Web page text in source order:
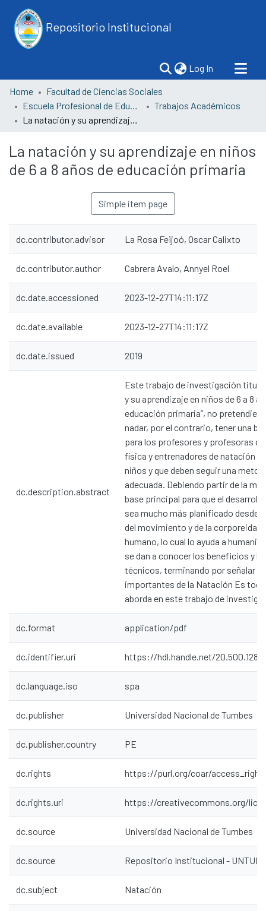
Repositorio Institucional
Log In (current)
Home
Facultad de Ciencias Sociales
Escuela Profesional de Educación
Trabajos Académicos
La natación y su aprendizaje en niños de 6 a 8 años de educación primaria
La natación y su aprendizaje en niños
de 6 a 8 años de educación primaria
Simple item page
dc.contributor.advisor La Rosa Feijoó, Oscar Calixto
dc.contributor.author Cabrera Avalo, Annyel Roel
dc.date.accessioned 2023-12-27T14:11:17Z
dc.date.available 2023-12-27T14:11:17Z
dc.date.issued 2019
dc.description.abstract
Este trabajo de investigación
y su aprendizaje en niños de 6 a 8
educación primaria”, no
nadar, por el contrario, tener una
para los profesores y profesoras
física y entrenadores de natación
niños y que deben seguir una
adecuada. Debiendo partir de la
base principal para que el
sea mucho más planificado desde
del movimiento y de la corporeidad
humano, lo cual lo ayuda a
se dan a conocer los beneficios y
técnicos, terminando por señalar
importantes de la Natación Es
aborda en este trabajo de
dc.format application/pdf
dc.identifier.uri https://hdl.handle.net/
dc.language.iso spa
dc.publisher Universidad Nacional de Tumbes
dc.publisher.country PE
dc.rights https://purl.org/coar/
dc.rights.uri https://creativecommons.org/
dc.source Universidad Nacional de Tumbes
dc.source Repositorio Institucional -
dc.subject Natación